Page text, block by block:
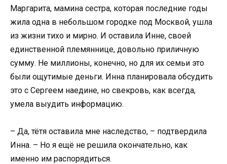
Маргарита, мамина сестра, которая последние годы
жила одна в небольшом городке под Москвой, ушла
из жизни тихо и мирно. И оставила Инне, своей
единственной племяннице, довольно приличную
сумму. Не миллионы, конечно, но для их семьи это
были ощутимые деньги. Инна планировала обсудить
это с Сергеем наедине, но свекровь, как всегда,
умела выудить информацию.
– Да, тётя оставила мне наследство, – подтвердила
Инна. – Но я ещё не решила окончательно, как
именно им распорядиться.